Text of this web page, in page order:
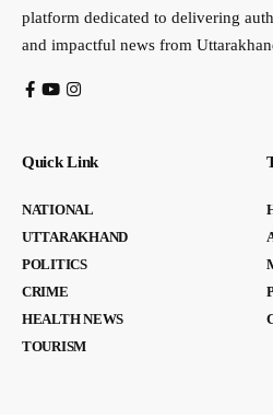
platform dedicated to delivering
and impactful news from
Quick Link
NATIONAL
UTTARAKHAND
POLITICS
CRIME
HEALTH NEWS
TOURISM